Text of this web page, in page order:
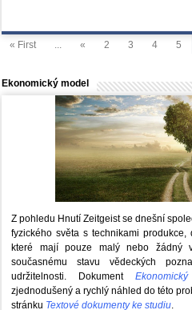
« First « 2 3 4 5
Ekonomický model
Z pohledu Hnutí Zeitgeist se dnešní
fyzického světa s technikami produkce,
které mají pouze malý nebo žádný
současnému stavu vědeckých
udržitelnosti. Dokument
zjednodušený a rychlý náhled do této
stránku Textové dokumenty ke studiu